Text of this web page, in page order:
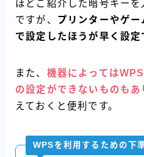
ほどご紹介した暗号キー
ですが、 プリンターやゲ
で設定したほうが早く設定
また、 機器によっては
の設定ができないものもあ
えておくと便利です。
WPSを利用するための下